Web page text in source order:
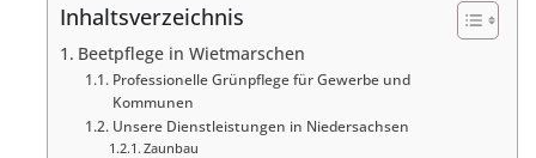
Inhaltsverzeichnis
Beetpflege in Wietmarschen
Professionelle Grünpflege für Gewerbe und
Kommunen
Unsere Dienstleistungen in Niedersachsen
Zaunbau